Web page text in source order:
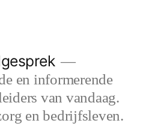
en informerende
van vandaag.
en bedrijfsleven.